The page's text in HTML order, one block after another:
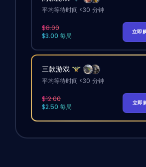
平均等待时间 <30 分钟
$8.00
$3.00 每局
立即
三款游戏
平均等待时间 <30 分钟
$12.00
$2.50 每局
立即